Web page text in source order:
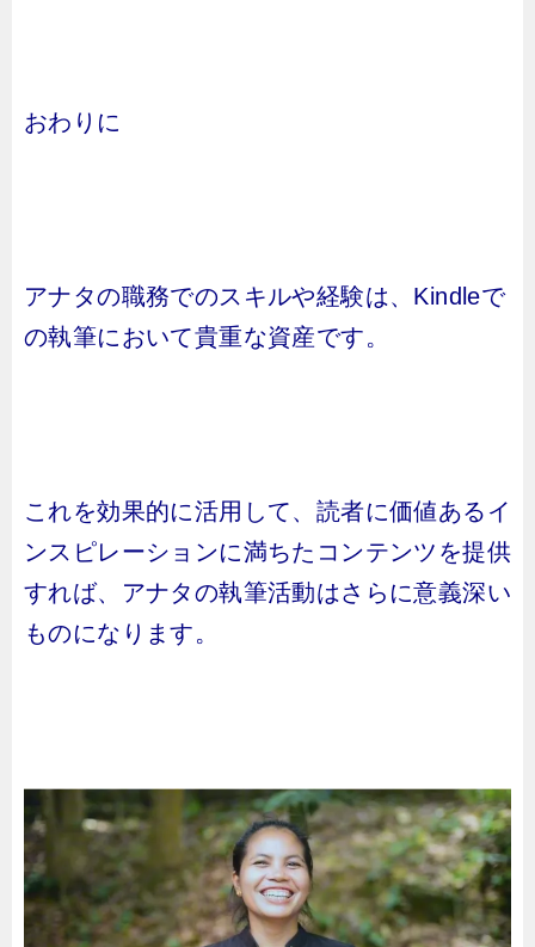
おわりに
アナタの職務でのスキルや経験は、Kindleで
の執筆において貴重な資産です。
これを効果的に活用して、読者に価値あるイ
ンスピレーションに満ちたコンテンツを提供
すれば、アナタの執筆活動はさらに意義深い
ものになります。